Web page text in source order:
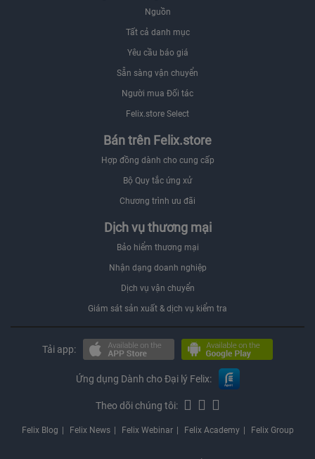
Nguồn
Tất cả danh mục
Yêu cầu báo giá
Sẵn sàng vận chuyển
Người mua Đối tác
Felix.store Select
Bán trên Felix.store
Hợp đồng dành cho cung cấp
Bộ Quy tắc ứng xử
Chương trình ưu đãi
Dịch vụ thương mại
Bảo hiểm thương mại
Nhận dạng doanh nghiệp
Dịch vụ vận chuyển
Giám sát sản xuất & dịch vụ kiểm tra
Tải app:
Ứng dụng Dành cho Đại lý Felix:
Theo dõi chúng tôi:
Felix Blog Felix News Felix Webinar Felix Academy Felix Group